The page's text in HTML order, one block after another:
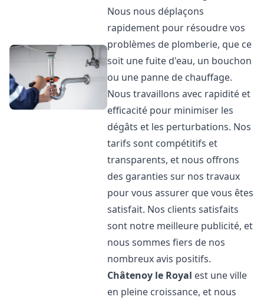
Nous nous déplaçons
rapidement pour résoudre vos
problèmes de plomberie, que ce
soit une fuite d'eau, un bouchon
ou une panne de chauffage.
Nous travaillons avec rapidité et
efficacité pour minimiser les
dégâts et les perturbations. Nos
tarifs sont compétitifs et
transparents, et nous offrons
des garanties sur nos travaux
pour vous assurer que vous êtes
satisfait. Nos clients satisfaits
sont notre meilleure publicité, et
nous sommes fiers de nos
nombreux avis positifs.
Châtenoy le Royal est une ville
en pleine croissance, et nous